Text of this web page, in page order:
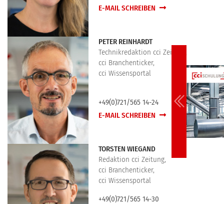
E-MAIL SCHREIBEN
PETER REINHARDT
Technikredaktion cci Zeitung,
cci Branchenticker,
cci Wissensportal
+49(0)721/565 14-24
E-MAIL SCHREIBEN
TORSTEN WIEGAND
Redaktion cci Zeitung,
cci Branchenticker,
cci Wissensportal
+49(0)721/565 14-30